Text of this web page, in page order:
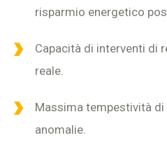
risparmio energetico
Capacità di interventi di
reale.
Massima tempestività
anomalie.